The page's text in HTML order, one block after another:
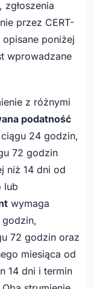
przez CERT-
poniżej
wprowadzane
z różnymi
podatność
24 godzin,
72 godzin
niż 14 dni od
lub
wymaga
72 godzin oraz
miesiąca od
14 dni i termin